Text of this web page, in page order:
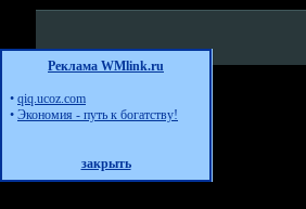
Реклама WMlink.ru
• qiq.ucoz.com
• Экономия - путь к богатству!
закрыть